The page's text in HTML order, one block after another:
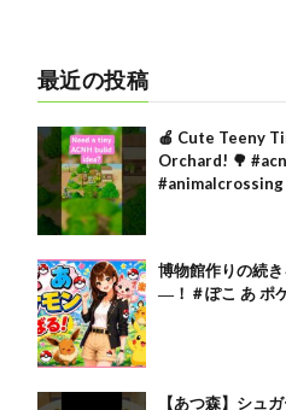
最近の投稿
🍎 Cute Teeny
Orchard! 🌳
博物館作りの続
―！＃ぽこ あ ポ
【あつ森】シュ